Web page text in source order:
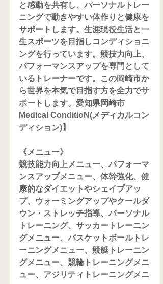
と感動を共有し、パーソナルトレー
ニングで動きやすい体作りと健康を
サポートします。生涯現役生活と一
生スポーツを目指しコンディショニ
ングを行っています。競技力向上、
パフォーマンスアップを専門として
いるトレーナーです。この岡崎市か
ら世界を本気で目指す方を全力でサ
ポートします。愛知県岡崎市
Medical ConditioN(メディカルコン
ディション)】
《メニュー》
競技能力向上メニュー、パフォーマ
ンスアップメニュー、体幹強化、健
康的なダイエットやシェイプアッ
プ、ウォーミングアップやクールダ
ウン・ストレッチ指導、パーソナル
トレーニング、サッカートレーニン
グメニュー、バスケットボールトレ
ーニングメニュー、競艇トレーニン
グメニュー、競輪トレーニングメニ
ュー、アジリティトレーニングメニ